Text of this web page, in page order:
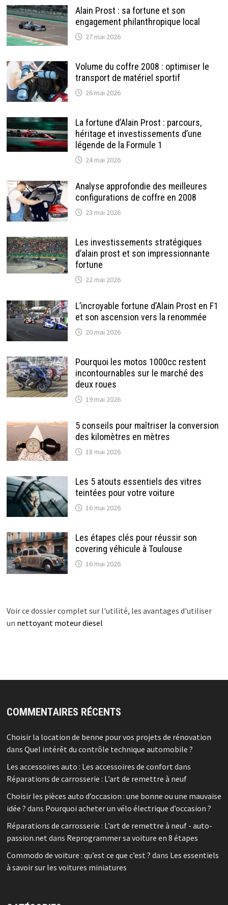
Alain Prost : sa fortune et son
engagement philanthropique local
27 mai 2026
Volume du coffre 2008 : optimiser le
transport de matériel sportif
26 mai 2026
La fortune d’Alain Prost : parcours,
héritage et investissements d’une
légende de la Formule 1
24 mai 2026
Analyse approfondie des meilleures
configurations de coffre en 2008
23 mai 2026
Les investissements stratégiques
d’alain prost et son impressionnante
fortune
22 mai 2026
L’incroyable fortune d’Alain Prost en F1
et son ascension vers la renommée
20 mai 2026
Pourquoi les motos 1000cc restent
incontournables sur le marché des
deux roues
19 mai 2026
5 conseils pour maîtriser la conversion
des kilomètres en mètres
18 mai 2026
Les 5 atouts essentiels des vitres
teintées pour votre voiture
16 mai 2026
Les étapes clés pour réussir son
covering véhicule à Toulouse
16 mai 2026
Voir ce dossier complet sur l'utilité, les avantages d'utiliser
un nettoyant moteur diesel
COMMENTAIRES RÉCENTS
Choisir la location de benne pour vos projets de rénovation
dans Quel intérêt du contrôle technique automobile ?
Les accessoires auto : Les accessoires de confort dans
Réparations de carrosserie : L’art de remettre à neuf
Choisir les pièces auto d’occasion : une bonne ou une mauvaise
idée ? dans Pourquoi acheter un vélo électrique d’occasion ?
Réparations de carrosserie : L’art de remettre à neuf - auto-
passion.net dans Reprogrammer sa voiture en 8 étapes
Commodo de voiture : qu’est ce que c’est ? dans Les essentiels
à savoir sur les voitures miniatures